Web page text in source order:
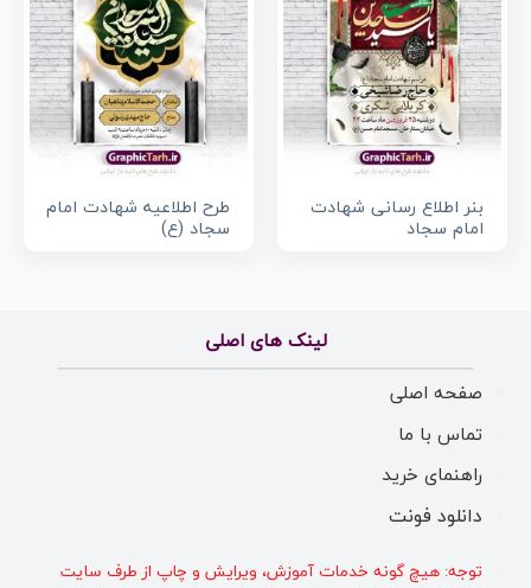
بنر اطلاع رسانی شهادت
امام سجاد
طرح اطلاعیه شهادت امام
سجاد (ع)
لینک های اصلی
صفحه اصلی
تماس با ما
راهنمای خرید
دانلود فونت
توجه: هیچ گونه خدمات آموزش، ویرایش و چاپ از طرف سایت